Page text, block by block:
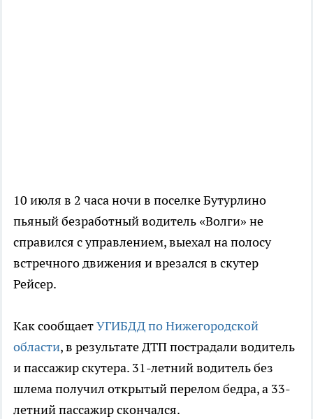
10 июля в 2 часа ночи в поселке Бутурлино
пьяный безработный водитель «Волги» не
справился с управлением, выехал на полосу
встречного движения и врезался в скутер
Рейсер.
Как сообщаетУГИБДД по Нижегородской
области, в результате ДТП пострадали водитель
и пассажир скутера. 31-летний водитель без
шлема получил открытый перелом бедра, а 33-
летний пассажир скончался.